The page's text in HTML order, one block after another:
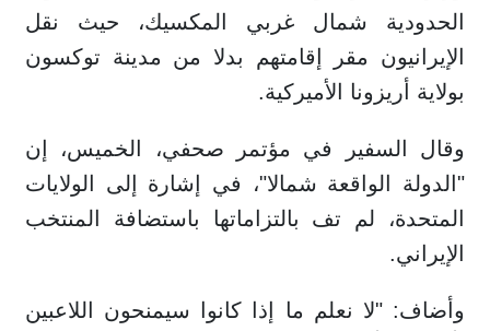
الحدودية شمال غربي المكسيك، حيث نقل
الإيرانيون مقر إقامتهم بدلا من مدينة توكسون
بولاية أريزونا الأميركية.
وقال السفير في مؤتمر صحفي، الخميس، إن
"الدولة الواقعة شمالا"، في إشارة إلى الولايات
المتحدة، لم تف بالتزاماتها باستضافة المنتخب
الإيراني.
وأضاف: "لا نعلم ما إذا كانوا سيمنحون اللاعبين